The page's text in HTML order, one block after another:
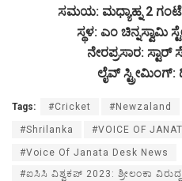
ಸಮಯ: ಮಧ್ಯಾಹ್ನ 2
ಸ್ಥಳ: ಎಂ ಚಿನ್ನಸ್ವಾಮಿ
ನೇರಪ್ರಸಾರ:
ಲೈವ್‌ ಸ್ಟ್ರೀಮಿಂಗ್:
Tags: #Cricket #Newzaland
#Shrilanka #VOICE OF
#Voice Of Janata Desk News
#ಐಸಿಸಿ ವಿಶ್ವಕಪ್ 2023: ಶ್ರೀಲಂಕಾ